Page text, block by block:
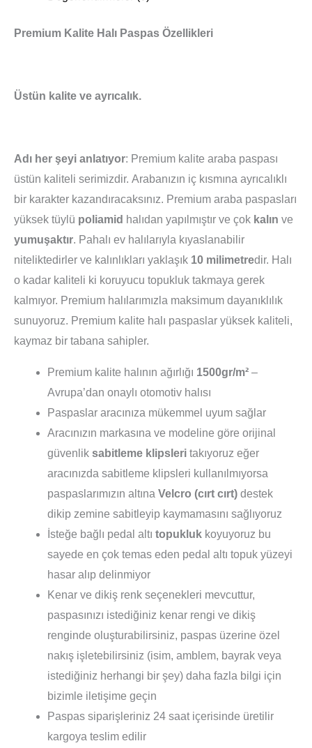
Premium Kalite Halı Paspas Özellikleri
Üstün kalite ve ayrıcalık.
Adı her şeyi anlatıyor: Premium kalite araba paspası
üstün kaliteli serimizdir. Arabanızın iç kısmına ayrıcalıklı
bir karakter kazandıracaksınız. Premium araba paspasları
yüksek tüylü poliamid halıdan yapılmıştır ve çok kalın ve
yumuşaktır. Pahalı ev halılarıyla kıyaslanabilir
niteliktedirler ve kalınlıkları yaklaşık 10 milimetredir. Halı
o kadar kaliteli ki koruyucu topukluk takmaya gerek
kalmıyor. Premium halılarımızla maksimum dayanıklılık
sunuyoruz. Premium kalite halı paspaslar yüksek kaliteli,
kaymaz bir tabana sahipler.
Premium kalite halının ağırlığı 1500gr/m² –
Avrupa’dan onaylı otomotiv halısı
Paspaslar aracınıza mükemmel uyum sağlar
Aracınızın markasına ve modeline göre orijinal
güvenlik sabitleme klipsleri takıyoruz eğer
aracınızda sabitleme klipsleri kullanılmıyorsa
paspaslarımızın altına Velcro (cırt cırt) destek
dikip zemine sabitleyip kaymamasını sağlıyoruz
İsteğe bağlı pedal altı topukluk koyuyoruz bu
sayede en çok temas eden pedal altı topuk yüzeyi
hasar alıp delinmiyor
Kenar ve dikiş renk seçenekleri mevcuttur,
paspasınızı istediğiniz kenar rengi ve dikiş
renginde oluşturabilirsiniz, paspas üzerine özel
nakış işletebilirsiniz (isim, amblem, bayrak veya
istediğiniz herhangi bir şey) daha fazla bilgi için
bizimle iletişime geçin
Paspas siparişleriniz 24 saat içerisinde üretilir
kargoya teslim edilir